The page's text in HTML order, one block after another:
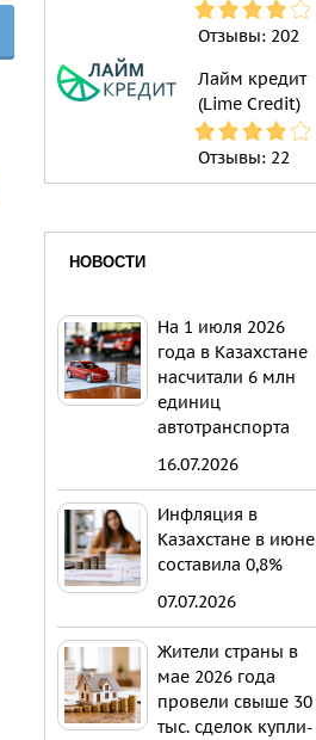
Отзывы: 202
Лайм кредит
(Lime Credit)
Отзывы: 22
НОВОСТИ
На 1 июля 2026
года в Казахстане
насчитали 6 млн
единиц
автотранспорта
16.07.2026
Инфляция в
Казахстане в июне
составила 0,8%
07.07.2026
Жители страны в
мае 2026 года
провели свыше 30
тыс. сделок купли-